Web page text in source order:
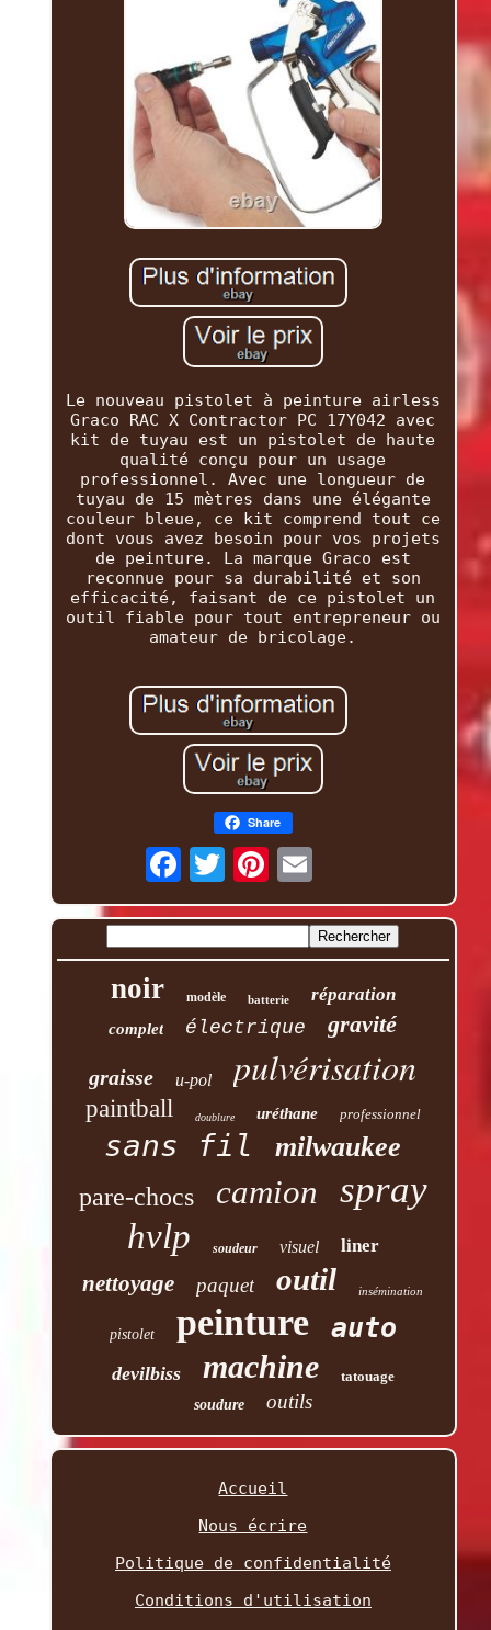
Le nouveau pistolet à peinture airless
Graco RAC X Contractor PC 17Y042 avec
kit de tuyau est un pistolet de haute
qualité conçu pour un usage
professionnel. Avec une longueur de
tuyau de 15 mètres dans une élégante
couleur bleue, ce kit comprend tout ce
dont vous avez besoin pour vos projets
de peinture. La marque Graco est
reconnue pour sa durabilité et son
efficacité, faisant de ce pistolet un
outil fiable pour tout entrepreneur ou
amateur de bricolage.
Share
noir modèle batterie réparation
complet électrique gravité
graisse u-pol pulvérisation
paintball doublure uréthane professionnel
sans fil milwaukee
pare-chocs camion spray
hvlp soudeur visuel liner
nettoyage paquet outil insémination
pistolet peinture auto
devilbiss machine
tatouage
soudure
outils
Accueil
Nous écrire
Politique de confidentialité
Conditions d'utilisation